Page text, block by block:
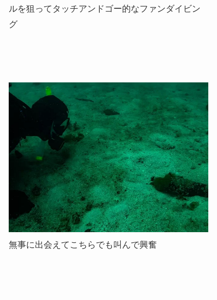
ルを狙ってタッチアンドゴー的なファンダイビン
グ
無事に出会えてこちらでも叫んで興奮